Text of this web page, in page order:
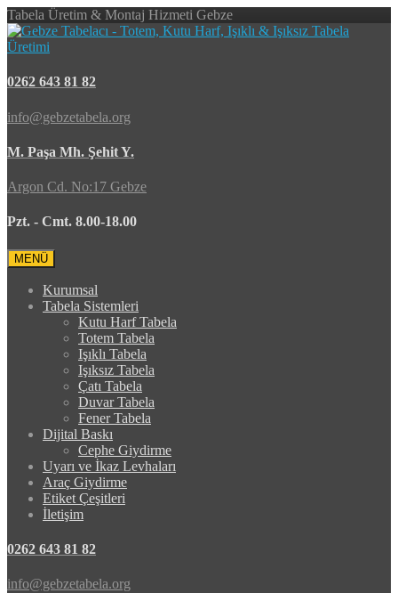
Tabela Üretim & Montaj Hizmeti Gebze
0262 643 81 82
info@gebzetabela.org
M. Paşa Mh. Şehit Y.
Argon Cd. No:17 Gebze
Pzt. - Cmt. 8.00-18.00
MENÜ
Kurumsal
Tabela Sistemleri
Kutu Harf Tabela
Totem Tabela
Işıklı Tabela
Işıksız Tabela
Çatı Tabela
Duvar Tabela
Fener Tabela
Dijital Baskı
Cephe Giydirme
Uyarı ve İkaz Levhaları
Araç Giydirme
Etiket Çeşitleri
İletişim
0262 643 81 82
info@gebzetabela.org